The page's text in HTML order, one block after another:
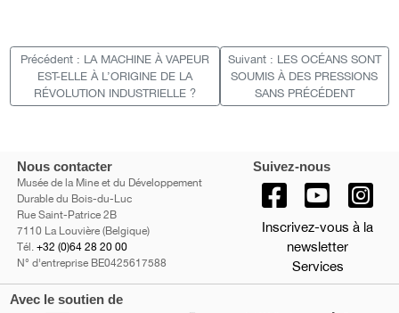
Précédent : LA MACHINE À VAPEUR
EST-ELLE À L’ORIGINE DE LA
RÉVOLUTION INDUSTRIELLE ?
Suivant : LES OCÉANS SONT
SOUMIS À DES PRESSIONS
SANS PRÉCÉDENT
Nous contacter
Musée de la Mine et du Développement
Durable du Bois-du-Luc
Rue Saint-Patrice 2B
7110 La Louvière (Belgique)
Tél. +32 (0)64 28 20 00
N° d'entreprise BE0425617588
Suivez-nous
Inscrivez-vous à la
newsletter
Services
Avec le soutien de